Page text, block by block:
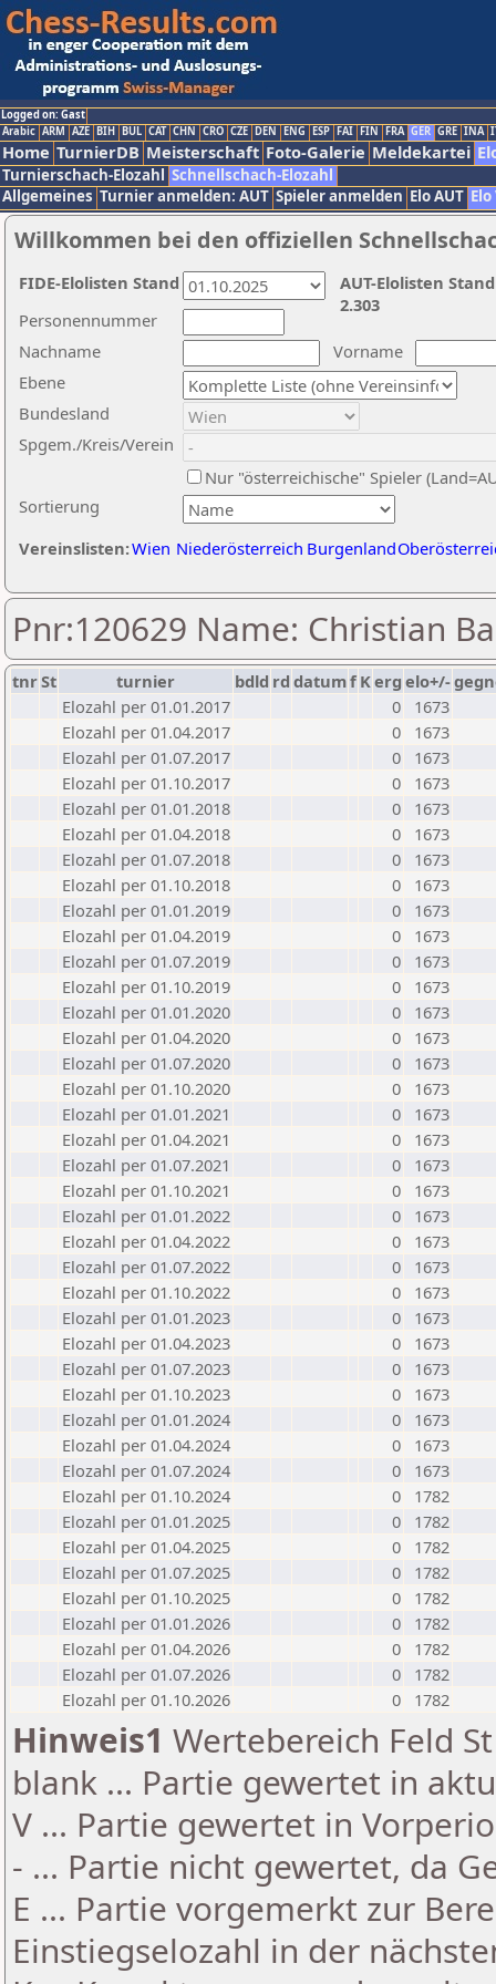
Logged on: Gast
Arabic ARM AZE BIH BUL CAT CHN CRO CZE DEN ENG ESP FAI FIN FRA GER GRE INA
Home TurnierDB Meisterschaft Foto-Galerie Meldekartei
Turnierschach-Elozahl Schnellschach-Elozahl
Allgemeines Turnier anmelden: AUT Spieler anmelden Elo AUT
Willkommen bei den offiziellen
Nachname
Vorname
Ebene
Sortierung
Personennummer
Bundesland
Spgem./Kreis/Verein
Nur "österreichische" Spieler
Vereinslisten:Wien Niederösterreich Burgenland
AUT-Elolisten
2.303
FIDE-Elolisten Stand
Pnr:120629 Name: Christian
tnrSt turnier bdld rd datumf Kerg elo+/-
Elozahl per 01.01.2017
0
1673
Elozahl per 01.04.2017
0
1673
Elozahl per 01.07.2017
0
1673
Elozahl per 01.10.2017
0
1673
Elozahl per 01.01.2018
0
1673
Elozahl per 01.04.2018
0
1673
Elozahl per 01.07.2018
0
1673
Elozahl per 01.10.2018
0
1673
Elozahl per 01.01.2019
0
1673
Elozahl per 01.04.2019
0
1673
Elozahl per 01.07.2019
0
1673
Elozahl per 01.10.2019
0
1673
Elozahl per 01.01.2020
0
1673
Elozahl per 01.04.2020
0
1673
Elozahl per 01.07.2020
0
1673
Elozahl per 01.10.2020
0
1673
Elozahl per 01.01.2021
0
1673
Elozahl per 01.04.2021
0
1673
Elozahl per 01.07.2021
0
1673
Elozahl per 01.10.2021
0
1673
Elozahl per 01.01.2022
0
1673
Elozahl per 01.04.2022
0
1673
Elozahl per 01.07.2022
0
1673
Elozahl per 01.10.2022
0
1673
Elozahl per 01.01.2023
0
1673
Elozahl per 01.04.2023
0
1673
Elozahl per 01.07.2023
0
1673
Elozahl per 01.10.2023
0
1673
Elozahl per 01.01.2024
0
1673
Elozahl per 01.04.2024
0
1673
Elozahl per 01.07.2024
0
1673
Elozahl per 01.10.2024
0
1782
Elozahl per 01.01.2025
0
1782
Elozahl per 01.04.2025
0
1782
Elozahl per 01.07.2025
0
1782
Elozahl per 01.10.2025
0
1782
Elozahl per 01.01.2026
0
1782
Elozahl per 01.04.2026
0
1782
Elozahl per 01.07.2026
0
1782
Elozahl per 01.10.2026
0 1782
Hinweis1 Wertebereich Feld
blank ... Partie gewertet in
V ... Partie gewertet in
- ... Partie nicht gewertet, da
E ... Partie vorgemerkt zur
Einstiegselozahl in der